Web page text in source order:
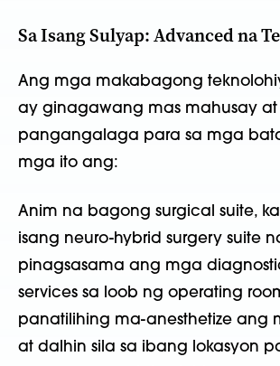
Sa Isang Sulyap: Advanced na
Ang mga makabagong
ay ginagawang mas mahusay
pangangalaga para sa mga
mga ito ang:
Anim na bagong surgical suite,
isang neuro-hybrid surgery suite
pinagsasama ang mga
services sa loob ng operating
panatilihing ma-anesthetize ang
at dalhin sila sa ibang lokasyon